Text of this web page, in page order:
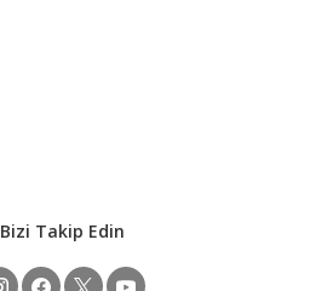
Bizi Takip Edin